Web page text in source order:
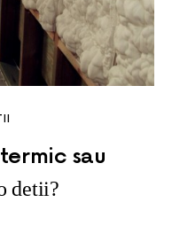
sau
detii?